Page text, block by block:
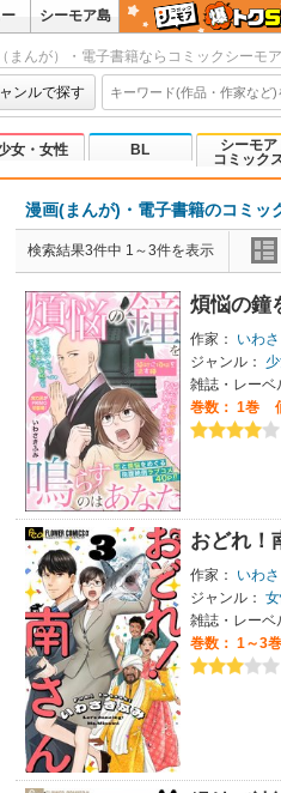
シーモア島
まんが）・電子書籍ならコミックシーモア
ンルで探す
女・女性 BL
シーモア
コミック
漫画(まんが)・電子書籍のコミッ
検索結果3件中 1～3件を表示
煩悩の鐘
作家：
いわ
ジャンル：
雑誌・レーベ
巻数： 1巻
おどれ！
作家：
いわ
ジャンル：
雑誌・レーベ
巻数： 1～3巻